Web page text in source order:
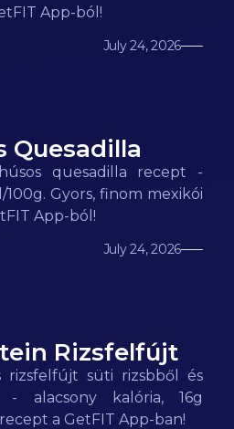
App-ból!
July 24, 2026
Quesadilla
quesadilla recept -
100g. Gyors, finom mexikói
App-ból!
July 24, 2026
Rizsfelfújt
rizsfelfújt süti rizsbből és
alacsony kalória, 16g
a GetFIT App-ban!